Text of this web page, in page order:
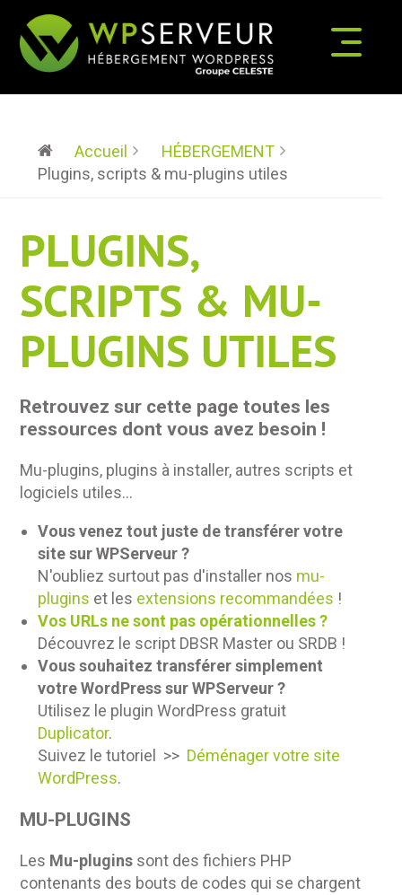
Accueil
HÉBERGEMENT
Plugins, scripts & mu-plugins utiles
PLUGINS,
SCRIPTS & MU-
PLUGINS UTILES
Retrouvez sur cette page toutes les
ressources dont vous avez besoin !
Mu-plugins, plugins à installer, autres scripts et
logiciels utiles...
Vous venez tout juste de transférer votre
site sur WPServeur ?
N'oubliez surtout pas d'installer nos mu-
plugins et les extensions recommandées !
Vos URLs ne sont pas opérationnelles ?
Découvrez le script DBSR Master ou SRDB !
Vous souhaitez transférer simplement
votre WordPress sur WPServeur ?
Utilisez le plugin WordPress gratuit
Duplicator.
Suivez le tutoriel >> Déménager votre site
WordPress.
MU-PLUGINS
Les Mu-plugins sont des fichiers PHP
contenants des bouts de codes qui se chargent